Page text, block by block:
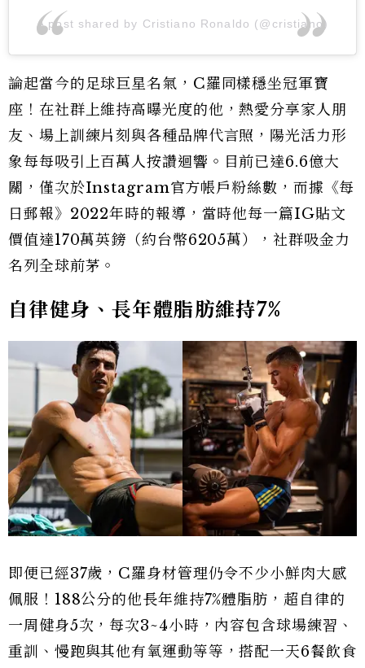
A post shared by Cristiano Ronaldo (@cristiano)
論起當今的足球巨星名氣，C羅同樣穩坐冠軍寶
座！在社群上維持高曝光度的他，熱愛分享家人朋
友、場上訓練片刻與各種品牌代言照，陽光活力形
象每每吸引上百萬人按讚迴響。目前已達6.6億大
關，僅次於Instagram官方帳戶粉絲數，而據《每
日郵報》2022年時的報導，當時他每一篇IG貼文
價值達170萬英鎊（約台幣6205萬），社群吸金力
名列全球前茅。
自律健身、長年體脂肪維持7%
即便已經37歲，C羅身材管理仍令不少小鮮肉大感
佩服！188公分的他長年維持7%體脂肪，超自律的
一周健身5次，每次3~4小時，內容包含球場練習、
重訓、慢跑與其他有氧運動等等，搭配一天6餐飲食